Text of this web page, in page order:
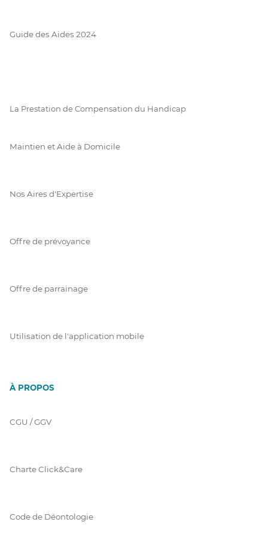
Guide des Aides 2024
La Prestation de Compensation du Handicap
Maintien et Aide à Domicile
Nos Aires d'Expertise
Offre de prévoyance
Offre de parrainage
Utilisation de l'application mobile
À PROPOS
CGU / GGV
Charte Click&Care
Code de Déontologie